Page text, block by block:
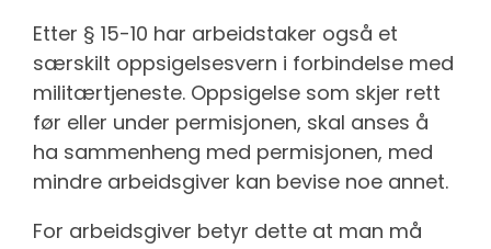
Etter § 15-10 har arbeidstaker også et
særskilt oppsigelsesvern i forbindelse med
militærtjeneste. Oppsigelse som skjer rett
før eller under permisjonen, skal anses å
ha sammenheng med permisjonen, med
mindre arbeidsgiver kan bevise noe annet.
For arbeidsgiver betyr dette at man må